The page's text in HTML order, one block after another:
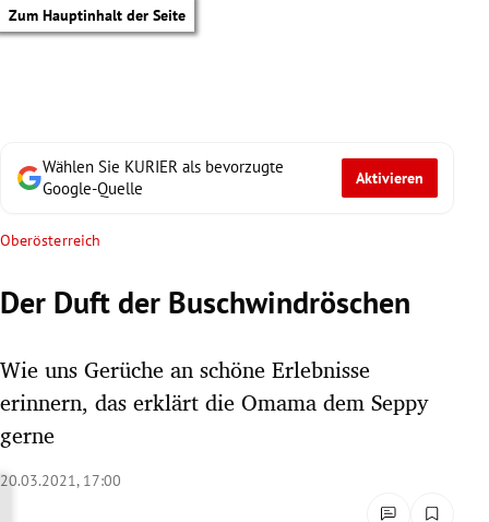
Zum Hauptinhalt der Seite
Wählen Sie KURIER als bevorzugte
Google-Quelle
Aktivieren
Oberösterreich
Der Duft der Buschwindröschen
Wie uns Gerüche an schöne Erlebnisse
erinnern, das erklärt die Omama dem Seppy
gerne
20.03.2021, 17:00